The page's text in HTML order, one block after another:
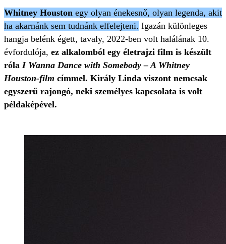
Whitney Houston egy olyan énekesnő, olyan legenda, akit
ha akarnánk sem tudnánk elfelejteni. Igazán különleges
hangja belénk égett, tavaly, 2022-ben volt halálának 10.
évfordulója, ez alkalomból egy életrajzi film is készült
róla I Wanna Dance with Somebody – A Whitney
Houston-film címmel. Király Linda viszont nemcsak
egyszerű rajongó, neki személyes kapcsolata is volt
példaképével.